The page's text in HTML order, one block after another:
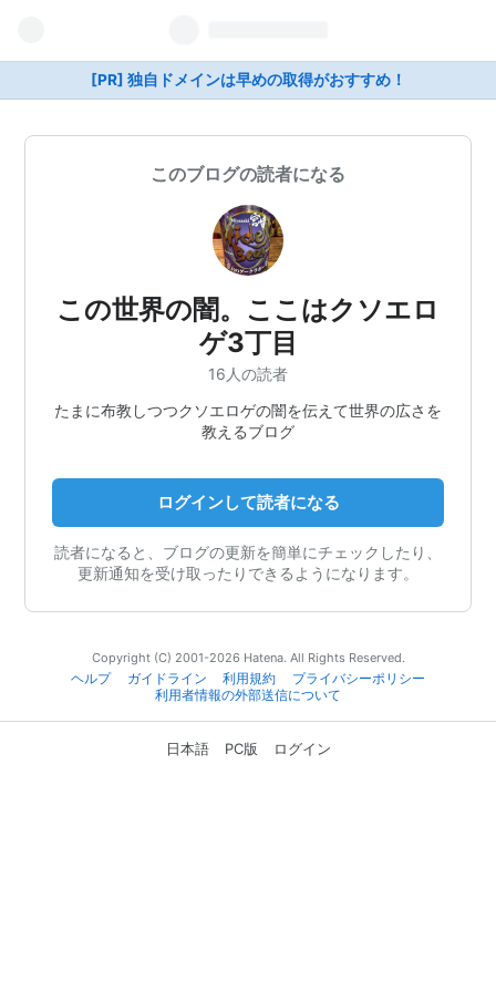
[PR] 独自ドメインは早めの取得がおすすめ！
このブログの読者になる
この世界の闇。ここはクソエロ
ゲ3丁目
16人の読者
たまに布教しつつクソエロゲの闇を伝えて世界の広さを
教えるブログ
ログインして読者になる
読者になると、ブログの更新を簡単にチェックしたり、
更新通知を受け取ったりできるようになります。
Copyright (C) 2001-2026 Hatena. All Rights Reserved.
ヘルプ
ガイドライン 利用規約
プライバシーポリシー
利用者情報の外部送信について
日本語 PC版 ログイン